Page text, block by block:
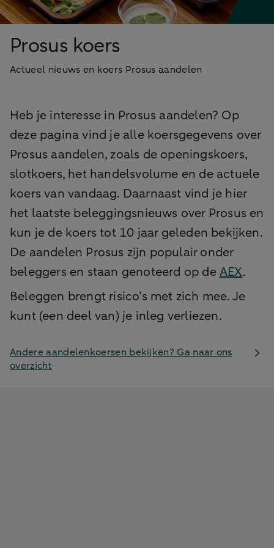
Prosus koers
Actueel nieuws en koers Prosus aandelen
Heb je interesse in Prosus aandelen? Op
deze pagina vind je alle koersgegevens over
Prosus aandelen, zoals de openingskoers,
slotkoers, het handelsvolume en de actuele
koers van vandaag. Daarnaast vind je hier
het laatste beleggingsnieuws over Prosus en
kun je de koers tot 10 jaar geleden bekijken.
De aandelen Prosus zijn populair onder
beleggers en staan genoteerd op deAEX.
Beleggen brengt risico’s met zich mee. Je
kunt (een deel van) je inleg verliezen.
Andere aandelenkoersen bekijken? Ga naar ons
overzicht